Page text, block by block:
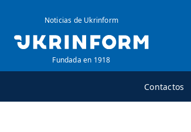
Noticias de Ukrinform
Fundada en 1918
Contactos